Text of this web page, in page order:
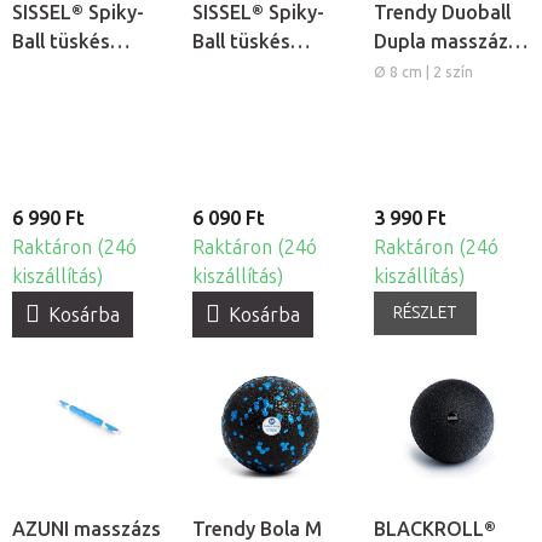
SISSEL® Spiky-
Ball tüskés
6 990 Ft
Raktáron (24ó
kiszállítás)
Kosárba
SISSEL® Spiky-
Ball tüskés
6 090 Ft
Raktáron (24ó
kiszállítás)
Kosárba
Trendy Duoball
Dupla masszázs
labda
Ø 8 cm | 2 szín
3 990 Ft
Raktáron (24ó
kiszállítás)
RÉSZLET
AZUNI masszázs
Trendy Bola M
BLACKROLL®